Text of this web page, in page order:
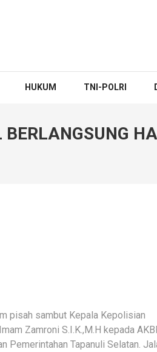
HUKUM TNI-POLRI
pisah sambut Kepala Kepolisian
Zamroni S.I.K.,M.H kepada
Pemerintahan Tapanuli Selatan.